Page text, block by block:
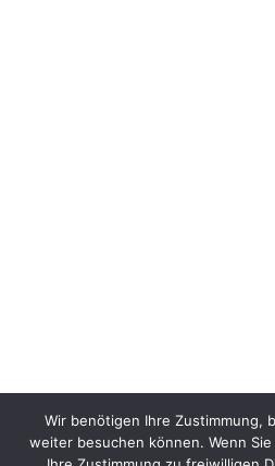
Wir benötigen Ihre Zustimmung,
weiter besuchen können. Wenn